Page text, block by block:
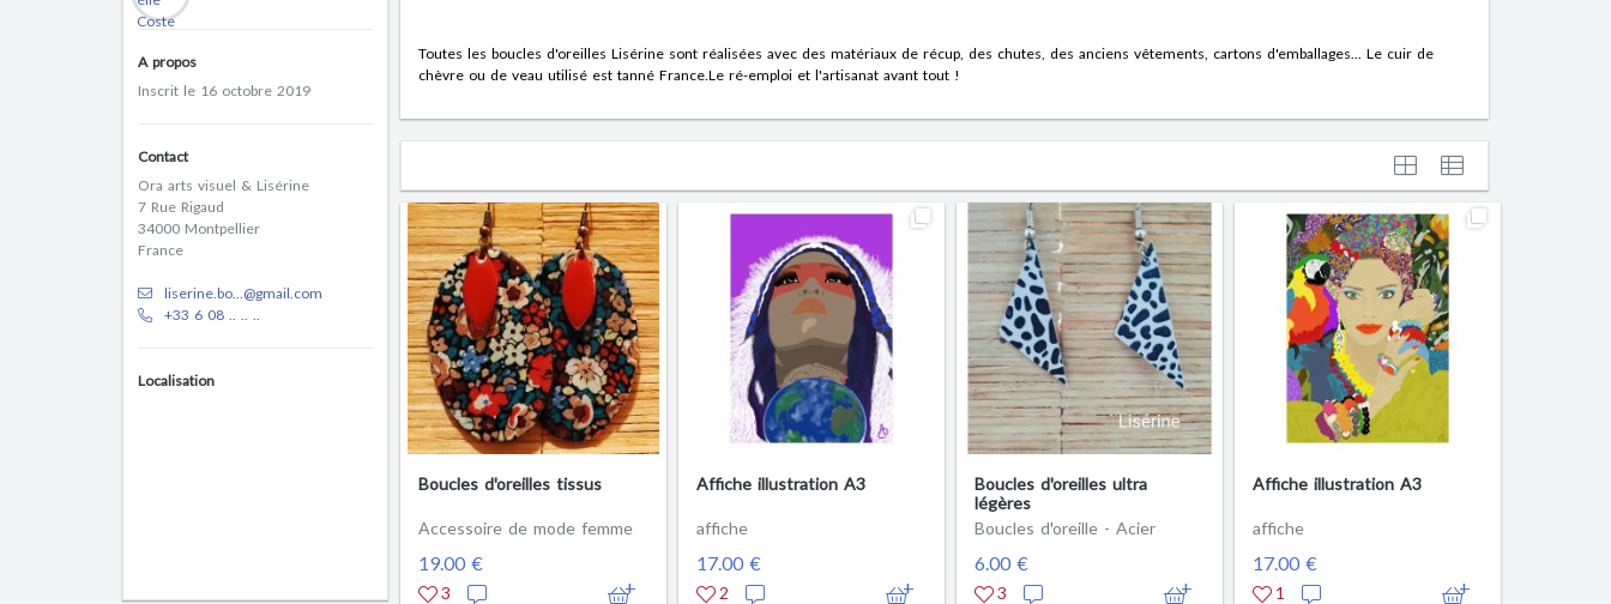
A propos
Inscrit le 16 octobre 2019
Contact
Ora arts visuel & Lisérine
7 Rue Rigaud
34000 Montpellier
France
liserine.bo...@gmail.com
+33 6 08 .. .. ..
Localisation
Toutes les boucles d'oreilles Lisérine sont réalisées avec des matériaux de récup, des chutes, des anciens vêtements, cartons d'emballages... Le cuir de
chèvre ou de veau utilisé est tanné France.Le ré-emploi et l'artisanat avant tout !
Boucles d'oreilles tissus
Accessoire de mode femme
19.00 €
3
Affiche illustration A3
affiche
17.00 €
2
Boucles d'oreilles ultra
légères
Boucles d'oreille - Acier
6.00 €
3
Affiche illustration A3
affiche
17.00 €
1